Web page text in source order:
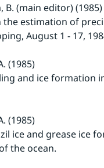
B. (main editor) (1985)
the estimation of
August 1 - 17,
(1985)
and ice formation
(1985)
ice and grease ice
the ocean.